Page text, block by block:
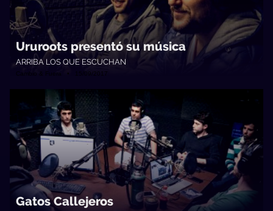
Ururoots presentó su música
ARRIBA LOS QUE ESCUCHAN
Cambio & Fuera • 15/09/2017
Gatos Callejeros